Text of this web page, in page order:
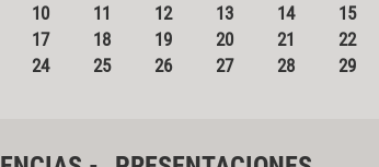
10
11 12 13 14 15
17
18 19 20 21 22
24
25 26 27 28 29